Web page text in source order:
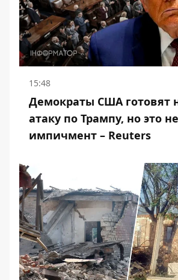
15:48
Демократы США готовят
атаку по Трампу, но это не
импичмент – Reuters